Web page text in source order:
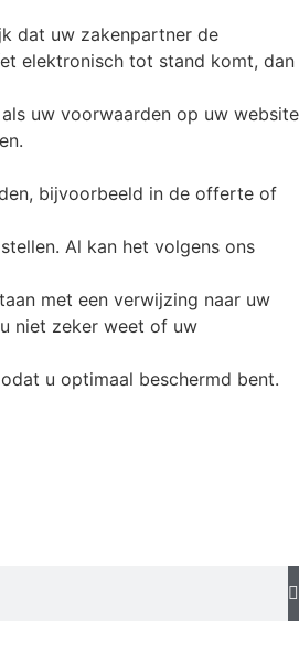
dat uw zakenpartner de
elektronisch tot stand komt, dan
uw voorwaarden op uw website
bijvoorbeeld in de offerte of
Al kan het volgens ons
met een verwijzing naar uw
niet zeker weet of uw
u optimaal beschermd bent.